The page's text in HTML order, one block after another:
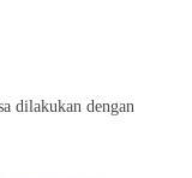
dilakukan dengan